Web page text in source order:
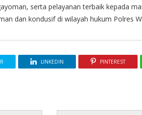
serta pelayanan terbaik kepada
dan kondusif di wilayah hukum Polres
LINKEDIN PINTEREST